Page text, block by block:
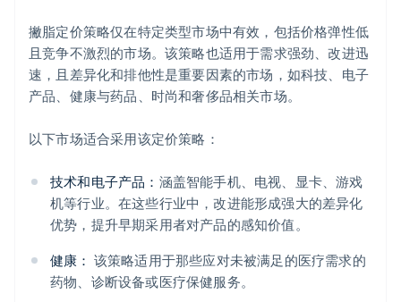
撇脂定价策略仅在特定类型市场中有效，包括价格弹性低
且竞争不激烈的市场。该策略也适用于需求强劲、改进迅
速，且差异化和排他性是重要因素的市场，如科技、电子
产品、健康与药品、时尚和奢侈品相关市场。
以下市场适合采用该定价策略：
技术和电子产品： 涵盖智能手机、电视、显卡、游戏
机等行业。在这些行业中，改进能形成强大的差异化
优势，提升早期采用者对产品的感知价值。
健康： 该策略适用于那些应对未被满足的医疗需求的
药物、诊断设备或医疗保健服务。